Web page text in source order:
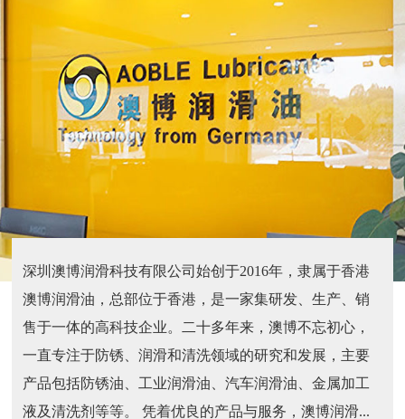
深圳澳博润滑科技有限公司始创于2016年，隶属于香港
澳博润滑油，总部位于香港，是一家集研发、生产、销
售于一体的高科技企业。二十多年来，澳博不忘初心，
一直专注于防锈、润滑和清洗领域的研究和发展，主要
产品包括防锈油、工业润滑油、汽车润滑油、金属加工
液及清洗剂等等。 凭着优良的产品与服务，澳博润滑...